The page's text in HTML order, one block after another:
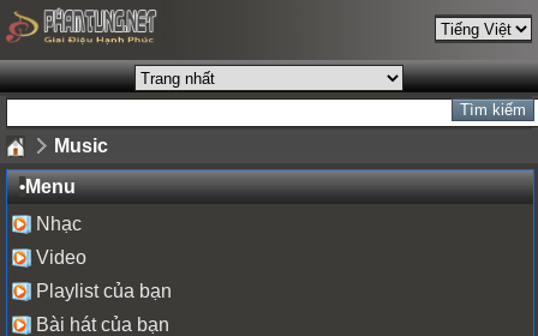
Music
•Menu
Nhạc
Video
Playlist của bạn
Bài hát của bạn